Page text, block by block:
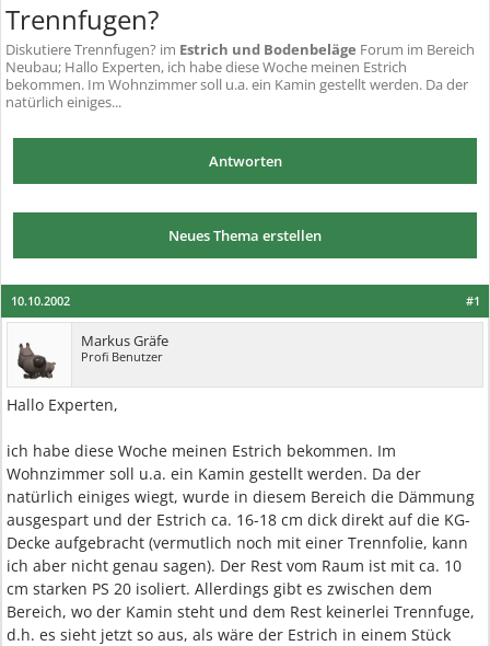
Trennfugen?
DiskutiereTrennfugen? im Estrich und Bodenbeläge Forum im Bereich
Neubau; Hallo Experten, ich habe diese Woche meinen Estrich
bekommen. Im Wohnzimmer soll u.a. ein Kamin gestellt werden. Da der
natürlich einiges...
Antworten
Neues Thema erstellen
#1
10.10.2002
Markus Gräfe
Profi Benutzer
Hallo Experten,
ich habe diese Woche meinen Estrich bekommen. Im
Wohnzimmer soll u.a. ein Kamin gestellt werden. Da der
natürlich einiges wiegt, wurde in diesem Bereich die Dämmung
ausgespart und der Estrich ca. 16-18 cm dick direkt auf die KG-
Decke aufgebracht (vermutlich noch mit einer Trennfolie, kann
ich aber nicht genau sagen). Der Rest vom Raum ist mit ca. 10
cm starken PS 20 isoliert. Allerdings gibt es zwischen dem
Bereich, wo der Kamin steht und dem Rest keinerlei Trennfuge,
d.h. es sieht jetzt so aus, als wäre der Estrich in einem Stück